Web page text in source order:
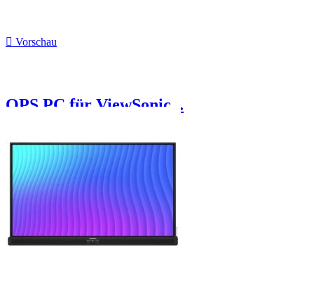
 Vorschau
OPS PC für ViewSonic...